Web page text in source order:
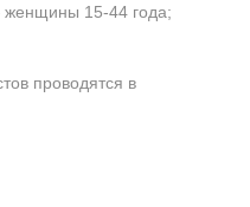
женщины 15-44 года;
проводятся в